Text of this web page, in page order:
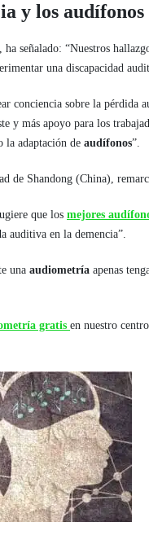
y los audífonos
señalado: “Nuestros
una discapacidad
conciencia sobre la pérdida
y más apoyo para los
la adaptación de audífonos”.
de Shandong (China),
que los mejores
auditiva en la demencia”.
una audiometría apenas
gratis en nuestro